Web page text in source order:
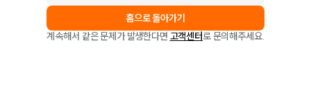
홈으로 돌아가기
계속해서 같은 문제가 발생한다면 고객센터로 문의해주세요.